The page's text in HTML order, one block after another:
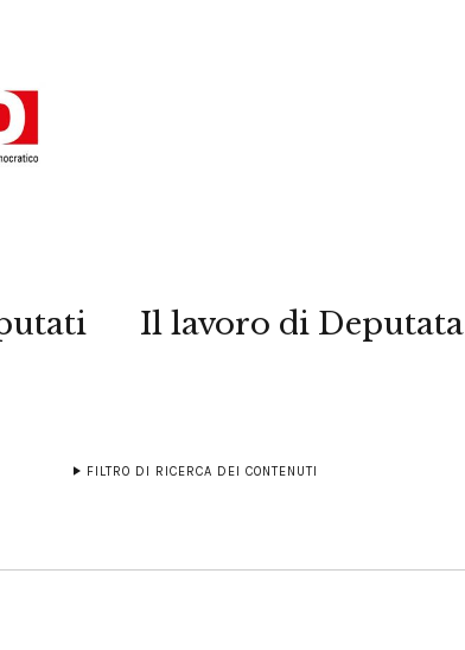
Il lavoro di Deputata
FILTRO DI RICERCA DEI CONTENUTI